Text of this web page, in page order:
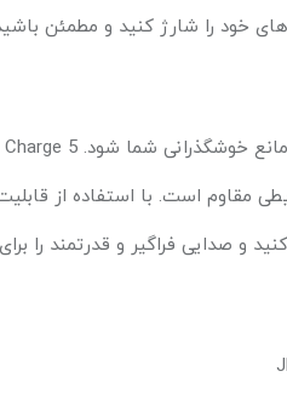
خود را شارژ کنید و مطمئن
خوشگذرانی شما شود.Charge 5
مقاوم است. با استفاده از
و صدایی فراگیر و قدرتمند را برای